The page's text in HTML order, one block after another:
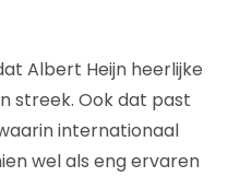
Albert Heijn heerlijke
streek. Ook dat past
internationaal
wel als eng ervaren